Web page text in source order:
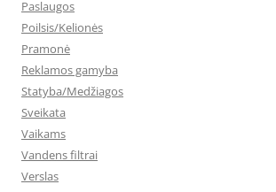
Paslaugos
Poilsis/Kelionės
Pramonė
Reklamos gamyba
Statyba/Medžiagos
Sveikata
Vaikams
Vandens filtrai
Verslas